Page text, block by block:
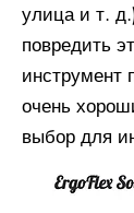
улица и т.
повредить
инструмент
очень
выбор для